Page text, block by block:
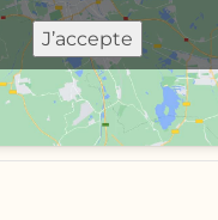
J’accepte